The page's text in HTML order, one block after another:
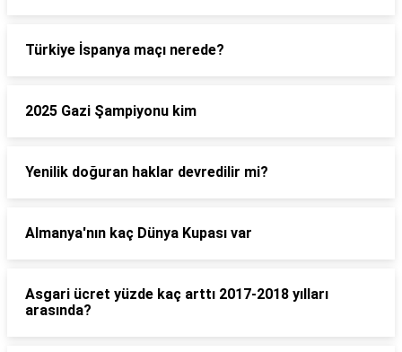
Türkiye İspanya maçı nerede?
2025 Gazi Şampiyonu kim
Yenilik doğuran haklar devredilir mi?
Almanya'nın kaç Dünya Kupası var
Asgari ücret yüzde kaç arttı 2017-2018 yılları
arasında?